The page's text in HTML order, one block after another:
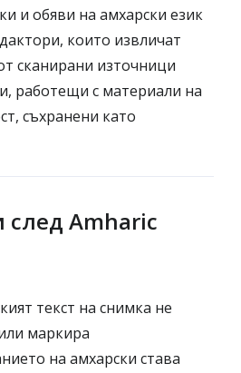
и обяви на амхарски език
които извличат
сканирани източници
работещи с материали на
съхранени като
след Amharic
текст на снимка не
маркира
на амхарски става